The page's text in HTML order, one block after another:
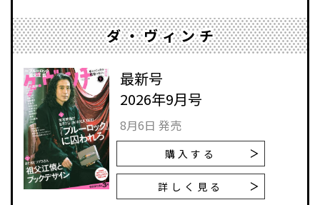
ダ・ヴィンチ
最新号
2026年9月号
8月6日 発売
購入する
詳しく見る